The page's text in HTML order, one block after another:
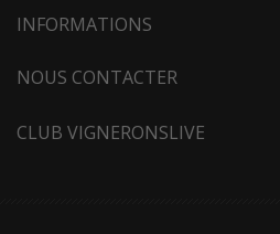
INFORMATIONS
NOUS CONTACTER
CLUB VIGNERONSLIVE